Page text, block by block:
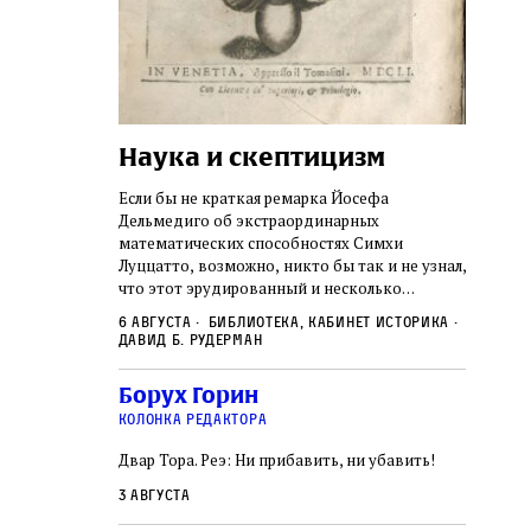
не
смысл и
и
как
Перед нами
человек,
возмущение
Наука и скептицизм
Если бы не краткая ремарка Йосефа
Дельмедиго об экстраординарных
математических способностях Симхи
Луццатто, возможно, никто бы так и не узнал,
что этот эрудированный и несколько
какое‑то отношение к научной деятельности.
из раввинов Венеции
6 августа
Библиотека, кабинет историка
Давид Б. Рудерман
Борух Горин
колонка редактора
Двар Тора. Реэ: Ни прибавить, ни убавить!
3 августа